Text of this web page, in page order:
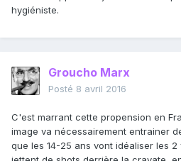
hygiéniste.
Groucho Marx
Posté 8 avril 2016
C'est marrant cette propension en
image va nécessairement entrainer
que les 14-25 ans vont idéaliser les